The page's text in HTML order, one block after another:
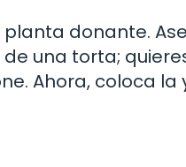
donante.
una torta;
Ahora, coloca la